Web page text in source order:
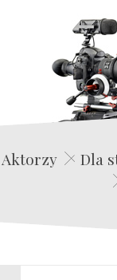
Aktorzy Dla